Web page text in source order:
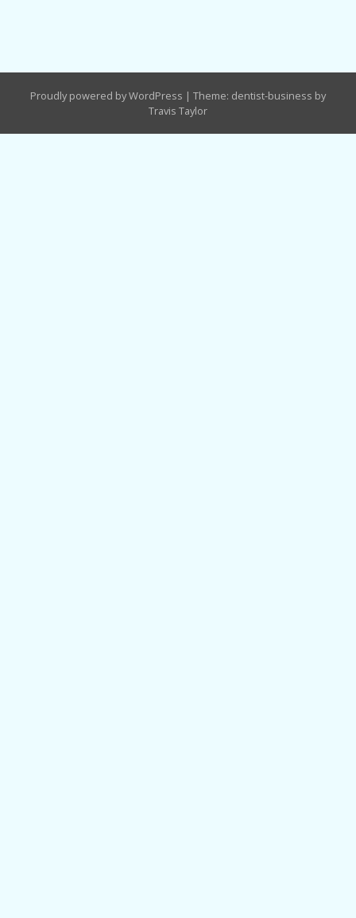
Proudly powered by WordPress | Theme: dentist-business by
Travis Taylor